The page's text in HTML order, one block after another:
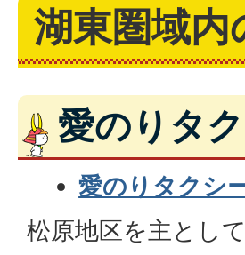
湖東圏域
愛のりタ
愛のりタクシ
松原地区を主とし